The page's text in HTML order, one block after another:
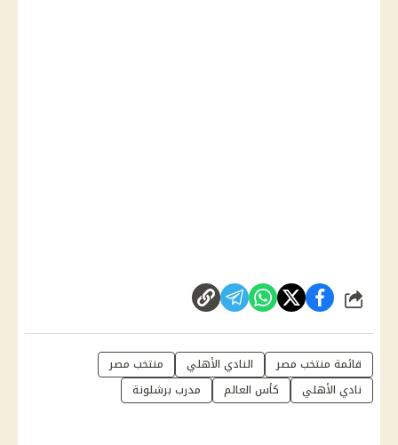
شارك
قائمة منتخب مصر النادي الأهلي
منتخب مصر
نادي الأهلي
كأس العالم مدرب برشلونة